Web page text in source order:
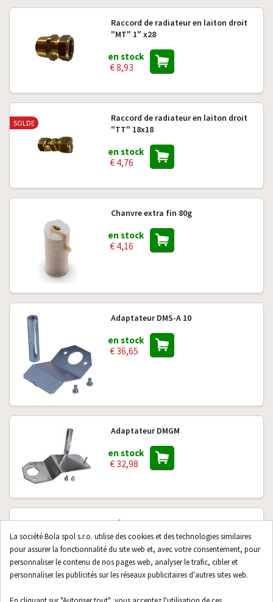
La société Bola spol s.r.o. utilise des cookies et des technologies similaires
pour assurer la fonctionnalité du site web et, avec votre consentement, pour
personnaliser le contenu de nos pages web, analyser le trafic, cibler et
personnaliser les publicités sur les réseaux publicitaires d'autres sites web.
Raccord de radiateur en laiton droit
"MT" 1" x28
en stock
€ 8,93
Raccord de radiateur en laiton droit
"TT" 18x18
en stock
€ 4,76
SOLDE
Chanvre extra fin 80g
en stock
€ 4,16
Adaptateur DMS-A 10
en stock
€ 36,65
Adaptateur DMGM
en stock
€ 32,98
Adaptateur DML 8
en stock
€ 38,77